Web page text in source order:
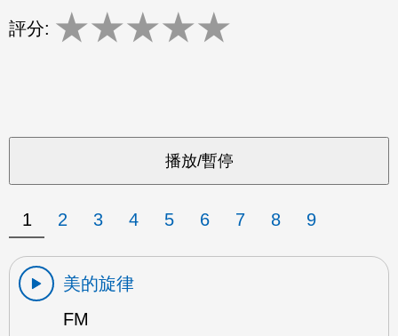
評分: ★★★★★
1 2 3 4 5 6 7 8 9
美的旋律
FM